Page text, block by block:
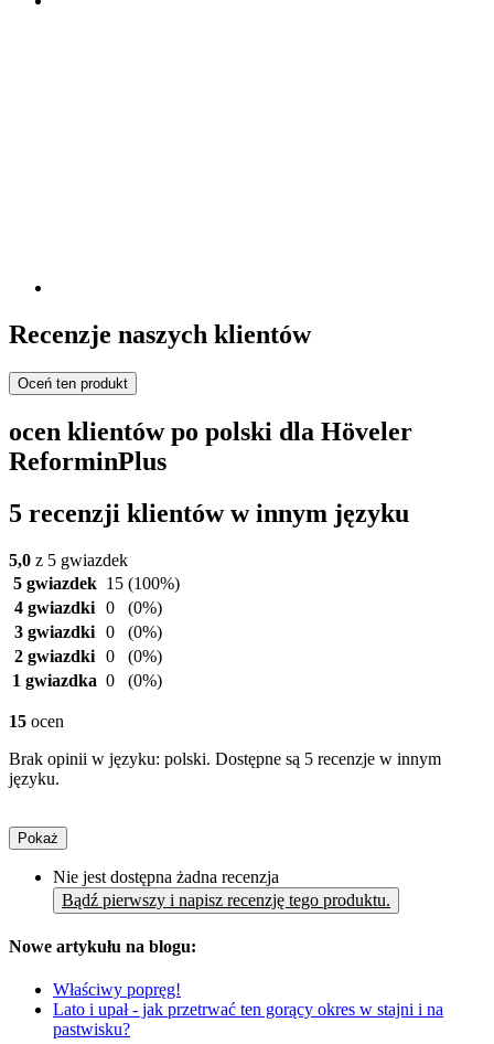
Recenzje naszych klientów
Oceń ten produkt
ocen klientów po polski dla Höveler
ReforminPlus
5 recenzji klientów w innym języku
5,0 z 5 gwiazdek
5 gwiazdek 15 (100%)
4 gwiazdki 0
(0%)
3 gwiazdki 0
(0%)
2 gwiazdki 0
(0%)
1 gwiazdka 0 (0%)
15 ocen
Brak opinii w języku: polski. Dostępne są 5 recenzje w innym
języku.
Pokaż
Nie jest dostępna żadna recenzja
Bądź pierwszy i napisz recenzję tego produktu.
Nowe artykułu na blogu:
Właściwy popręg!
Lato i upał - jak przetrwać ten gorący okres w stajni i na
pastwisku?